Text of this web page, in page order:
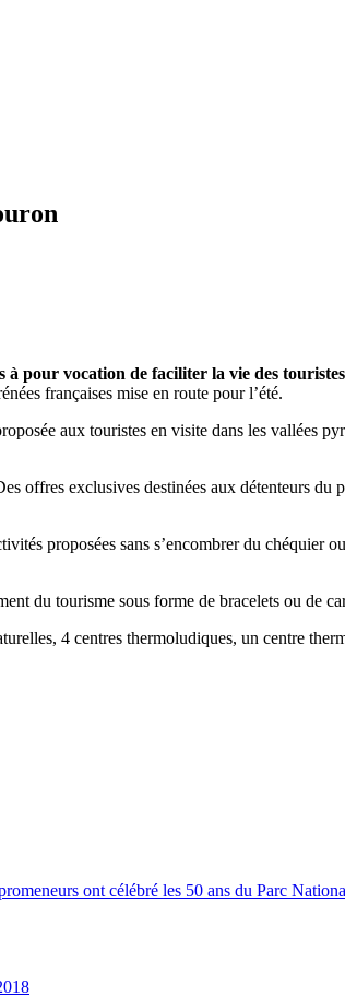
à pour vocation de faciliter la vie des
françaises mise en route pour l’été.
aux touristes en visite dans les vallées
es offres exclusives destinées aux détenteurs du
proposées sans s’encombrer du chéquier
du tourisme sous forme de bracelets ou de
4 centres thermoludiques, un centre
ont célébré les 50 ans du Parc